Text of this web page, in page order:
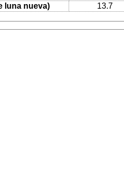
luna nueva)
13.7